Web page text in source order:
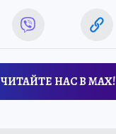
ЧИТАЙТЕ НАС В МАХ!